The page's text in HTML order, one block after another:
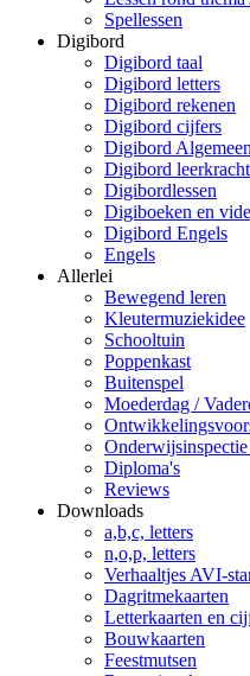
Spellessen
Digibord
Digibord taal
Digibord letters
Digibord rekenen
Digibord cijfers
Digibord Algemeen
Digibord
Digibordlessen
Digiboeken en
Digibord Engels
Engels
Allerlei
Bewegend leren
Kleutermuziekidee
Schooltuin
Poppenkast
Buitenspel
Moederdag /
Diploma's
Reviews
Downloads
a,b,c, letters
n,o,p, letters
Verhaaltjes AVI-
Dagritmekaarten
Letterkaarten en
Bouwkaarten
Feestmutsen